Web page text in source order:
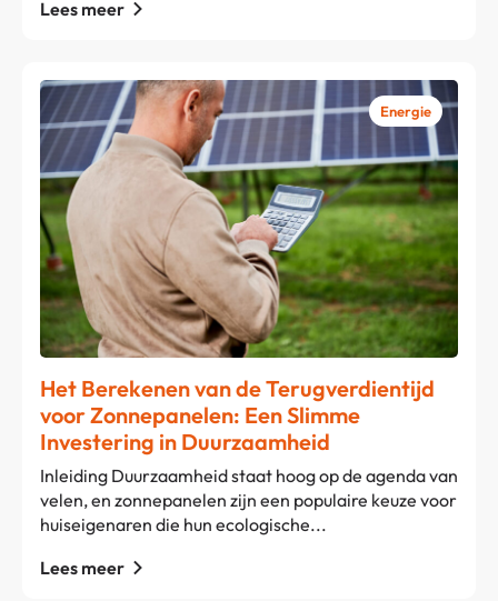
Lees meer
Energie
Het Berekenen van de Terugverdientijd
voor Zonnepanelen: Een Slimme
Investering in Duurzaamheid
Inleiding Duurzaamheid staat hoog op de agenda van
velen, en zonnepanelen zijn een populaire keuze voor
huiseigenaren die hun ecologische...
Lees meer